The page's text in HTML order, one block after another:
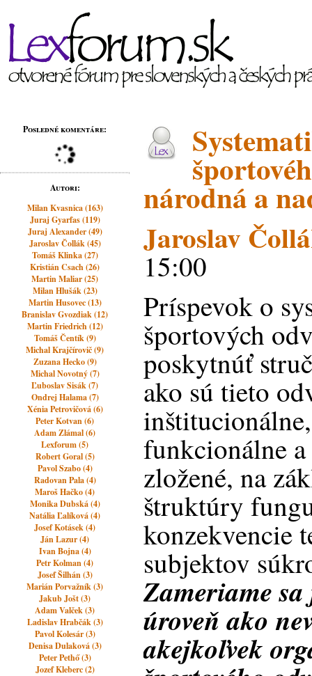
Posledné komentáre:
Autori:
Milan Kvasnica (163)
Juraj Gyarfas (119)
Juraj Alexander (49)
Jaroslav Čollák (45)
Tomáš Klinka (27)
Kristián Csach (26)
Martin Maliar (25)
Milan Hlušák (23)
Martin Husovec (13)
Branislav Gvozdiak (12)
Martin Friedrich (12)
Tomáš Čentík (9)
Michal Krajčírovič (9)
Zuzana Hecko (9)
Michal Novotný (7)
Ľuboslav Sisák (7)
Ondrej Halama (7)
Xénia Petrovičová (6)
Peter Kotvan (6)
Adam Zlámal (6)
Lexforum (5)
Robert Goral (5)
Pavol Szabo (4)
Radovan Pala (4)
Maroš Hačko (4)
Monika Dubská (4)
Natália Ľalíková (4)
Josef Kotásek (4)
Ján Lazur (4)
Ivan Bojna (4)
Petr Kolman (4)
Josef Šilhán (3)
Marián Porvažník (3)
Jakub Jošt (3)
Adam Valček (3)
Ladislav Hrabčák (3)
Pavol Kolesár (3)
Denisa Dulaková (3)
Peter Pethő (3)
Jozef Kleberc (2)
národná a
Jaroslav
15:00
Príspevok o
športových
poskytnúť
ako sú tieto
funkcionálne
zložené, na
štruktúry
konzekvencie
subjektov
Zameriame
úroveň ako
akejkoľvek